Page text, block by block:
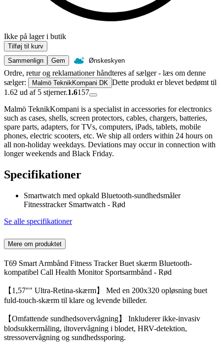
Ikke på lager i butik
Tilføj til kurv
Sammenlign
Gem Ønskeskyen
Ordre, retur og reklamationer håndteres af sælger - læs om denne
sælger:
Malmö TeknikKompani DK Dette produkt er blevet bedømt til
1.62 ud af 5 stjerner.1.6157
Malmö TeknikKompani is a specialist in accessories for electronics
such as cases, shells, screen protectors, cables, chargers, batteries,
spare parts, adapters, for TVs, computers, iPads, tablets, mobile
phones, electric scooters, etc. We ship all orders within 24 hours on
all non-holiday weekdays. Deviations may occur in connection with
longer weekends and Black Friday.
Specifikationer
Smartwatch med opkald Bluetooth-sundhedsmåler
Fitnesstracker Smartwatch - Rød
Se alle specifikationer
Mere om produktet
T69 Smart Armbånd Fitness Tracker Buet skærm Bluetooth-
kompatibel Call Health Monitor Sportsarmbånd - Rød
【1,57"" Ultra-Retina-skærm】 Med en 200x320 opløsning buet
fuld-touch-skærm til klare og levende billeder.
【Omfattende sundhedsovervågning】 Inkluderer ikke-invasiv
blodsukkermåling, iltovervågning i blodet, HRV-detektion,
stressovervågning og sundhedssporing.